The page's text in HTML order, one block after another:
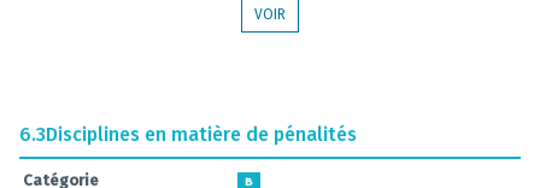
VOIR
6.3Disciplines en matière de pénalités
Catégorie B